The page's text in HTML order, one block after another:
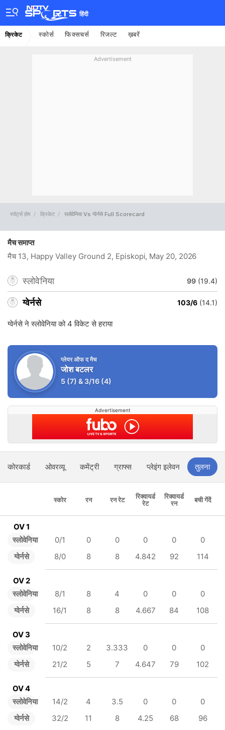
हिंदी
क्रिकेट स्कोर्स फिक्सचर्स रिजल्ट ख़बरें
Advertisement
स्पोर्ट्स होम क्रिकेट स्लोवेनिया Vs ग्वेर्नसे Full Scorecard
मैच समाप्त
मैच 13, Happy Valley Ground 2, Episkopi, May 20, 2026
स्लोवेनिया 99 (19.4)
ग्वेर्नसे 103/6 (14.1)
ग्वेर्नसे ने स्लोवेनिया को 4 विकेट से हराया
प्लेयर ऑफ द मैच
जोश बटलर
5 (7) &3/16 (4)
Advertisement
स्कोरकार्ड ओवरव्यू कमेंट्री ग्राफ्स प्लेइंग इलेवन तुलना
स्कोर रन रन रेट
रिक्वायर्ड
रेट
रिक्वायर्ड
रन
बची गेंदें
OV 1
स्लोवेनिया
ग्वेर्नसे
0/1 0 0 0 0
0
8/0
8 8 4.842 92 114
OV 2
स्लोवेनिया
ग्वेर्नसे
8/1 8 4 0 0
0
16/1
8 8 4.667 84 108
OV 3
स्लोवेनिया
ग्वेर्नसे
10/2 2 3.333 0 0
0
21/2
5 7 4.647 79 102
OV 4
स्लोवेनिया
ग्वेर्नसे
14/2 4 3.5 0 0
0
32/2
11 8 4.25 68 96